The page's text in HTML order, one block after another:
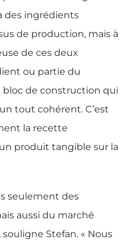
des ingrédients
de production, mais à
de ces deux
ou partie du
bloc de construction qui
tout cohérent. C’est
la recette
produit tangible sur la
seulement des
aussi du marché
Stefan. « Nous